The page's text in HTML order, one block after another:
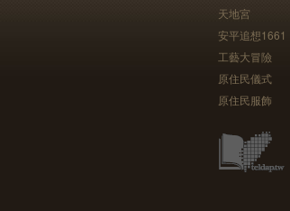
天地宮
安平追想1661
工藝大冒險
原住民儀式
原住民服飾